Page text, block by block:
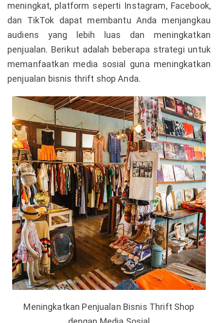
meningkat, platform seperti Instagram, Facebook,
dan TikTok dapat membantu Anda menjangkau
audiens yang lebih luas dan meningkatkan
penjualan. Berikut adalah beberapa strategi untuk
memanfaatkan media sosial guna meningkatkan
penjualan bisnis thrift shop Anda.
Meningkatkan Penjualan Bisnis Thrift Shop